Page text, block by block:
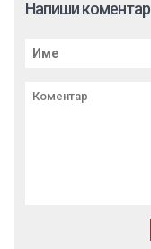
Напиши коментар